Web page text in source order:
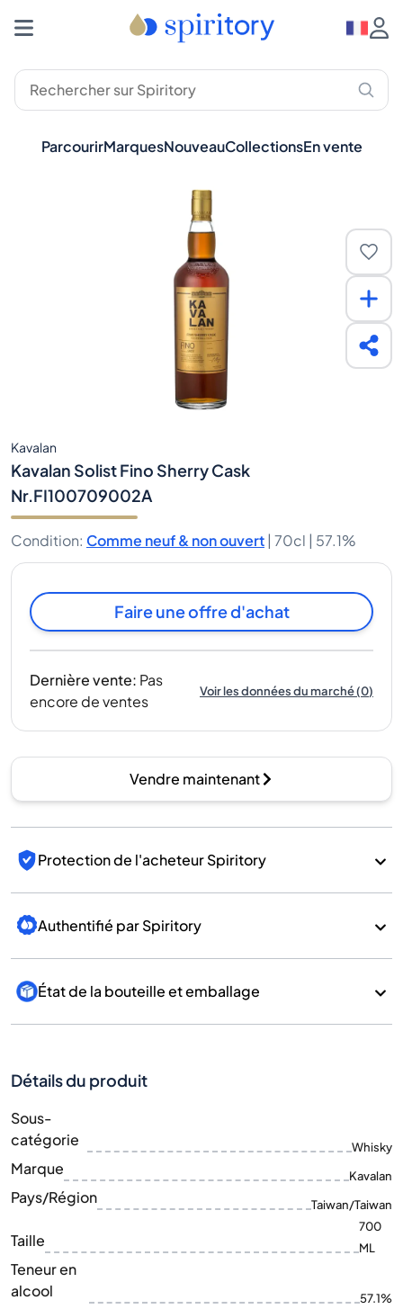
ParcourirMarquesNouveauCollectionsEn vente
Kavalan
Kavalan Solist Fino Sherry Cask
Nr.FI100709002A
Condition: Comme neuf & non ouvert | 70cl | 57.1%
Faire une offre d'achat
Dernière vente: Pas
encore de ventes
Voir les données du marché(0)
Vendre maintenant
Protection de l'acheteur Spiritory
Authentifié par Spiritory
État de la bouteille et emballage
Détails du produit
Sous-
catégorie
Whisky
Marque Kavalan
Pays/Région Taiwan/Taiwan
Taille
700
ML
Teneur en
alcool
57.1%